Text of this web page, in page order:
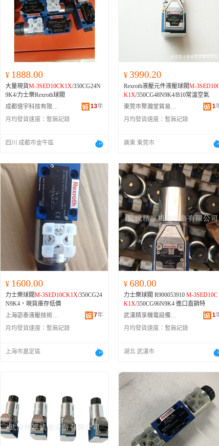
¥ 1888.00
大量現貨M-3SED10CK1X/350CG24N
9K4/力士樂Rexroth球閥
成都億宇科技有限公司
13年
月均發貨速度： 暫無記錄
四川 成都市金牛區
¥ 3990.20
Rexroth液壓元件液壓球閥M-
K1X/350CG48N9K4/B10常溫空氣
東莞市聚瀚堂貿易有限公司
1
月均發貨速度： 暫無記錄
廣東 東莞市
¥ 1600.00
力士樂球閥M-3SED10CK1X/350CG24
N9K4，現貨庫存低價
上海宓泰液壓技術有限公司
7年
月均發貨速度： 暫無記錄
上海市嘉定區
¥ 680.00
力士樂球閥 R900053910 M-3SED10C
K1X
/350CG96N9K4 進口直銷特
武漢精享機電設備有限公司
1
月均發貨速度： 暫無記錄
湖北 武漢市